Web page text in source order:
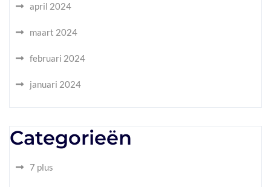
april 2024
maart 2024
februari 2024
januari 2024
Categorieën
7 plus